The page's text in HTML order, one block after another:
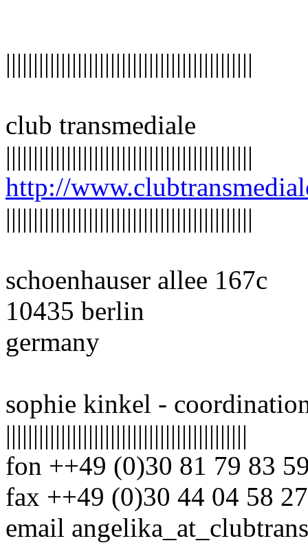
|||||||||||||||||||||||||||||||||||||||||||||
club transmediale
|||||||||||||||||||||||||||||||||||||||||||||
http://
|||||||||||||||||||||||||||||||||||||||||||||
schoenhauser allee 167c
10435 berlin
germany
sophie kinkel -
||||||||||||||||||||||||||||||||||||||||||||
fon ++49 (0)30 81 79 83
fax ++49 (0)30 44 04 58 27
email